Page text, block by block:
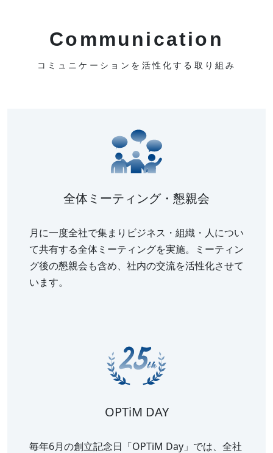
Communication
コミュニケーションを活性化する取り組み
全体ミーティング・懇親会
月に一度全社で集まりビジネス・組織・人につい
て共有する全体ミーティングを実施。ミーティン
グ後の懇親会も含め、社内の交流を活性化させて
います。
OPTiM DAY
毎年6月の創立記念日「OPTiM Day」では、全社